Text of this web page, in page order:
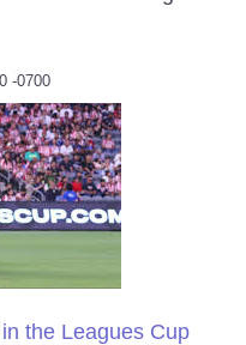
-0700
the Leagues Cup